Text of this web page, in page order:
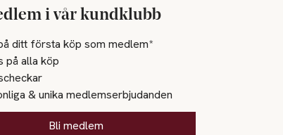
i vår kundklubb
ditt första köp som medlem*
på alla köp
& unika medlemserbjudanden
Bli medlem